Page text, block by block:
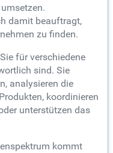
damit beauftragt,
zu finden.
für verschiedene
sind. Sie
analysieren die
koordinieren
unterstützen das
kommt